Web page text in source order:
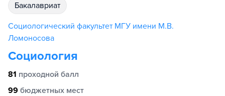
бакалавриат
Социологический факультет МГУ имени М.В.
Ломоносова
Социология
81 проходной балл
99 бюджетных мест